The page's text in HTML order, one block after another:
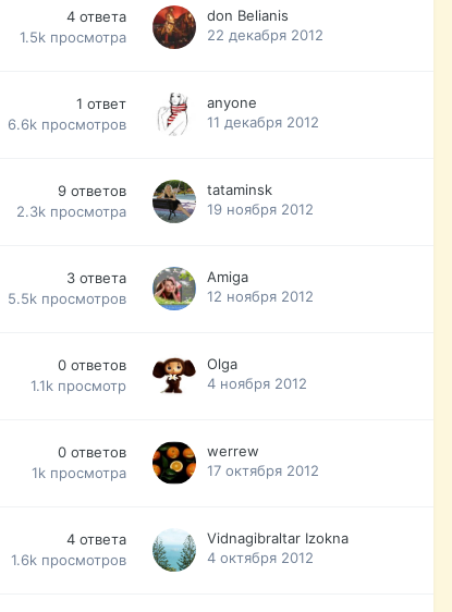
4 ответа
1.5k просмотра
don Belianis
22 декабря 2012
1 ответ
6.6k просмотров
anyone
11 декабря 2012
9 ответов
2.3k просмотра
tataminsk
19 ноября 2012
3 ответа
5.5k просмотров
Amiga
12 ноября 2012
0 ответов
1.1k просмотр
Olga
4 ноября 2012
0 ответов
1k просмотра
werrew
17 октября 2012
4 ответа
1.6k просмотров
Vidnagibraltar Izokna
4 октября 2012